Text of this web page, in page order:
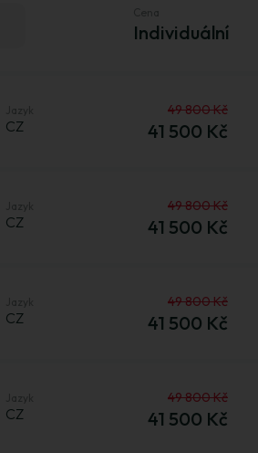
Individuální
CZ
49 800 Kč
41 500 Kč
CZ
49 800 Kč
41 500 Kč
CZ
49 800 Kč
41 500 Kč
CZ
49 800 Kč
41 500 Kč